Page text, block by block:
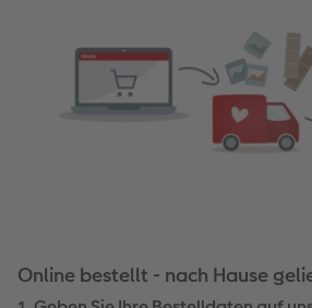
Online bestellt - nach Hause